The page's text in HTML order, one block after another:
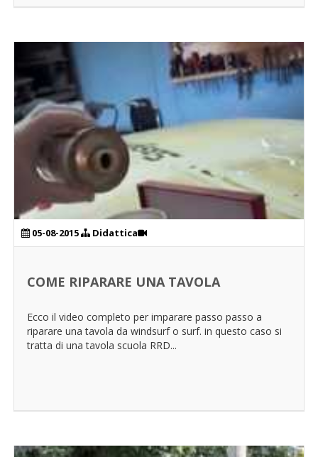
05-08-2015 Didattica
COME RIPARARE UNA TAVOLA
Ecco il video completo per imparare passo passo a
riparare una tavola da windsurf o surf. in questo caso si
tratta di una tavola scuola RRD...